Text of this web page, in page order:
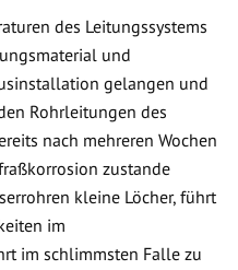
des Leitungssystems
und
gelangen und
Rohrleitungen des
nach mehreren Wochen
zustande
kleine Löcher, führt
im
im schlimmsten Falle zu